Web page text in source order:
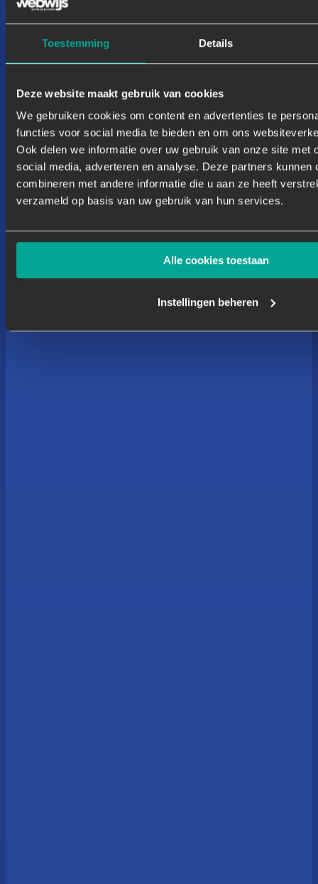
Toestemming Details
Deze website maakt gebruik van cookies
We gebruiken cookies om content en advertenties te
functies voor social media te bieden en om ons
Ook delen we informatie over uw gebruik van onze site met
social media, adverteren en analyse. Deze partners kunnen
combineren met andere informatie die u aan ze heeft
verzameld op basis van uw gebruik van hun services.
Alle cookies toestaan
Instellingen beheren